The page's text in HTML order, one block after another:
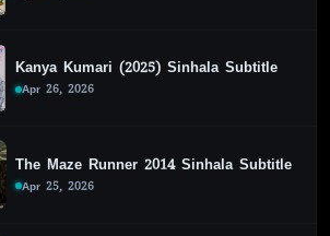
Kanya Kumari (2025) Sinhala Subtitle
Apr 26, 2026
The Maze Runner 2014 Sinhala Subtitle
Apr 25, 2026